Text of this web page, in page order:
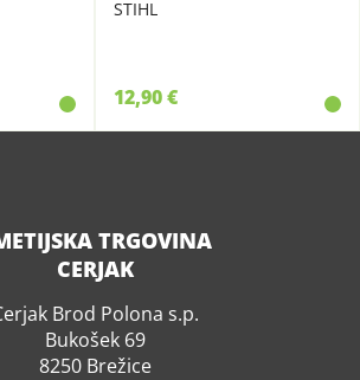
STIHL
12,90 €
TRGOVINA
CERJAK
Brod Polona s.p.
Bukošek 69
8250 Brežice